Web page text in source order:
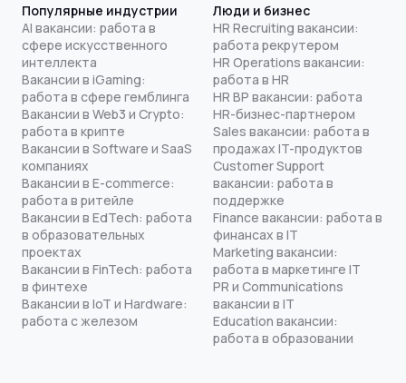
Популярные индустрии
AI вакансии: работа в
сфере искусственного
интеллекта
Вакансии в iGaming:
работа в сфере гемблинга
Вакансии в Web3 и Crypto:
работа в крипте
Вакансии в Software и SaaS
компаниях
Вакансии в E-commerce:
работа в ритейле
Вакансии в EdTech: работа
в образовательных
проектах
Вакансии в FinTech: работа
в финтехе
Вакансии в IoT и Hardware:
работа с железом
Люди и бизнес
HR Recruiting вакансии:
работа рекрутером
HR Operations вакансии:
работа в HR
HR BP вакансии: работа
HR-бизнес-партнером
Sales вакансии: работа в
продажах IT-продуктов
Customer Support
вакансии: работа в
поддержке
Finance вакансии: работа в
финансах в IT
Marketing вакансии:
работа в маркетинге IT
PR и Communications
вакансии в IT
Education вакансии:
работа в образовании